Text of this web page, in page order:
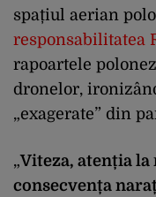
spațiul aerian
responsabilitatea
rapoartele
dronelor, ironiz
„exagerate” din
„Viteza, atenția la
consecvența